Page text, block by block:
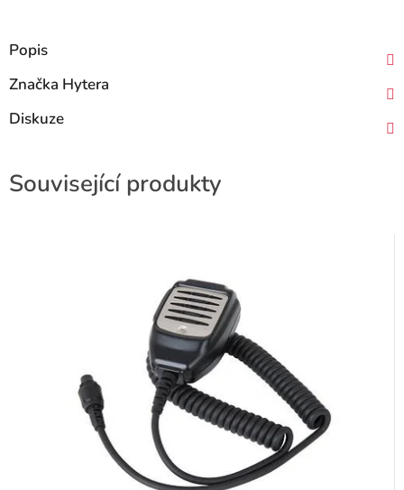
Popis
Značka Hytera
Diskuze
Související produkty